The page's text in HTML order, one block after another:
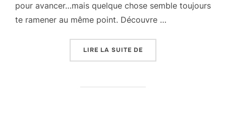
pour avancer…mais quelque chose semble toujours
te ramener au même point. Découvre …
LIRE LA SUITE DE